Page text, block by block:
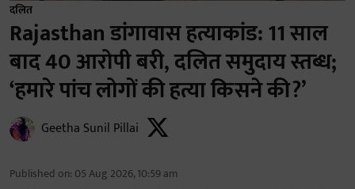
दलित
Rajasthan डांगावास हत्याकांड: 11 साल
बाद 40 आरोपी बरी, दलित समुदाय स्तब्ध;
‘हमारे पांच लोगों की हत्या किसने की?’
Geetha Sunil Pillai
Published on: 05 Aug 2026, 10:59 am